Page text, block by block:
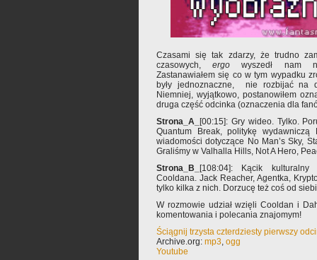
Czasami się tak zdarzy, że trudno
czasowych,ergowyszedł nam
Zastanawiałem się co w tym wypadku
były jednoznaczne, nie rozbijać na
Niemniej, wyjątkowo, postanowiłem
druga część odcinka (oznaczenia dla
Strona_A_ [00:15]: Gry wideo. Tylko.
Quantum Break, politykę wydawniczą
wiadomości dotyczące No Man’s Sky,
Graliśmy w Valhalla Hills, Not A Hero,
Strona_B_ [108:04]: Kącik kulturalny
Cooldana. Jack Reacher, Agentka,
tylko kilka z nich. Dorzucę też coś od
W rozmowie udział wzięli Cooldan i
komentowania i polecania znajomym!
Ściągnij trzysta czterdziesty pierwszy
Archive.org: mp3 ogg
Youtube